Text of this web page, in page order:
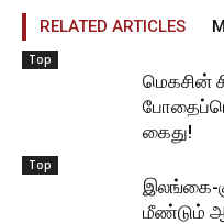
RELATED ARTICLES
Top
மெகசின்
கைது!
Top
இலங்கை-
மீண்டும்